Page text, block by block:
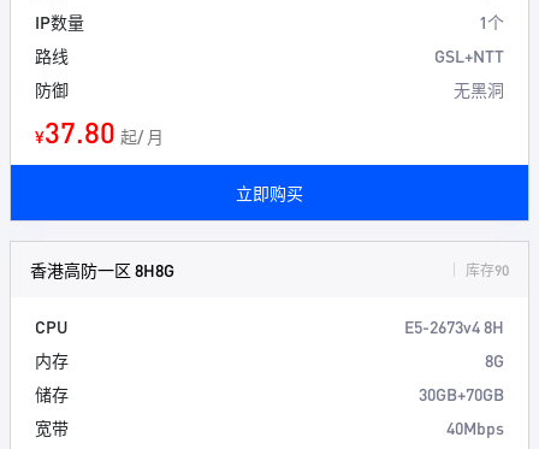
IP数量
1个
路线
GSL+NTT
防御
无黑洞
¥37.80 起/ 月
立即购买
香港高防一区 8H8G 库存90
CPU
E5-2673v4 8H
内存
8G
储存
30GB+70GB
宽带
40Mbps